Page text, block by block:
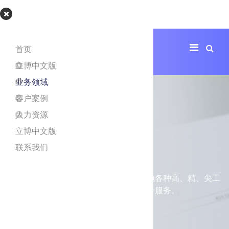
立博app
工程设计
立博中文版致力于为客户提供设计并实施各种高、精、尖工
业园区和产业园区项目建设的一站式综合服务。
首页
立博中文版
业务领域
客户案例
人力资源
立博中文版
联系我们